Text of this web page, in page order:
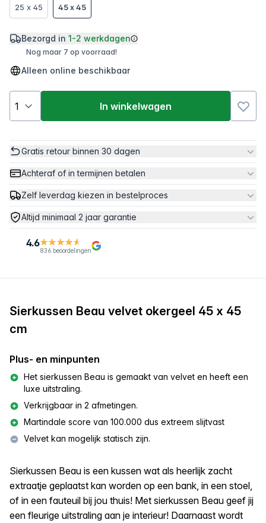
25 x 45
45 x 45
Bezorgd in 1-2 werkdagen
Nog maar 7 op voorraad!
Alleen online beschikbaar
In winkelwagen
Gratis retour binnen 30 dagen
Achteraf of in termijnen betalen
Zelf leverdag kiezen in bestelproces
Altijd minimaal 2 jaar garantie
4.6
836 beoordelingen
Sierkussen Beau velvet okergeel 45 x 45
cm
Plus- en minpunten
Het sierkussen Beau is gemaakt van velvet en heeft een
luxe uitstraling.
Verkrijgbaar in 2 afmetingen.
Martindale score van 100.000 dus extreem slijtvast
Velvet kan mogelijk statisch zijn.
Sierkussen Beau is een kussen wat als heerlijk zacht
extraatje geplaatst kan worden op een bank, in een stoel,
of in een fauteuil bij jou thuis! Met sierkussen Beau geef jij
een fleurige uitstraling aan je interieur! Daarnaast wordt